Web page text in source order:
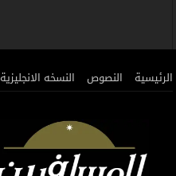
الرئيسية النصوص النسخه الانجليزية